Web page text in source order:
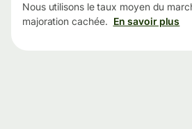
Nous utilisons le taux moyen du
majoration cachée. En savoir plus